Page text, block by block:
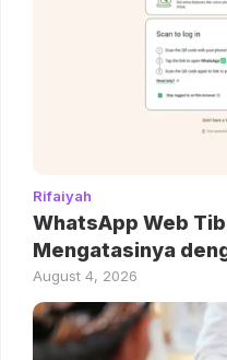
Rifaiyah
WhatsApp Web
Mengatasinya
August 4, 2026